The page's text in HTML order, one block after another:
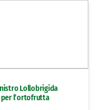
Lollobrigida
l’ortofrutta